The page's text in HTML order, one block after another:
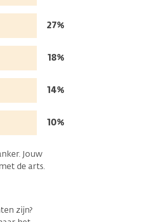
Mensen
27%
Mensen
18%
Mensen
14%
Mensen
10%
Jouw
de arts.
zijn?